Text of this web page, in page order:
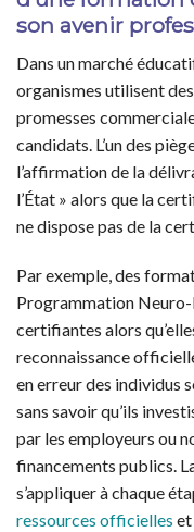
son avenir
Dans un marché
organismes utilisent
promesses
candidats. L’un des
l’affirmation de la
l’État » alors que la
ne dispose pas de la
Par exemple, des
Programmation
certifiantes alors
reconnaissance
en erreur des individus
sans savoir qu’ils
par les employeurs ou
financements publics.
s’appliquer à chaque
ressources officielles et